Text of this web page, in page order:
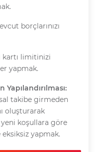
borçlarınızı
kartı limitinizi
yapmak.
takibe girmeden
oluşturarak
yeni koşullara göre
yapmak.